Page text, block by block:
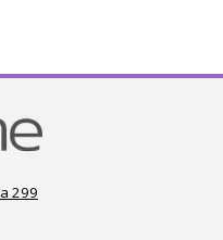
299